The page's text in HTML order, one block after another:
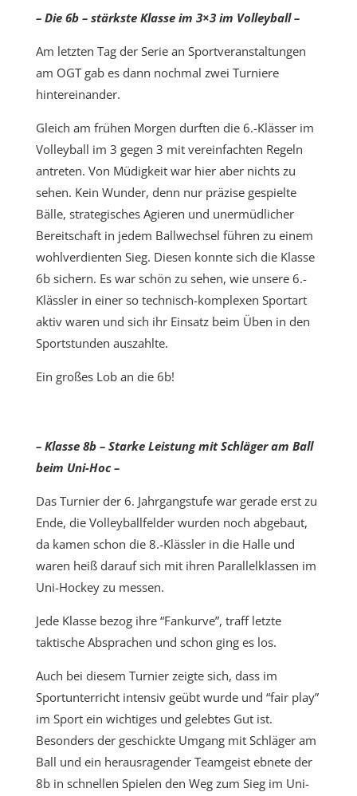
– Die 6b – stärkste Klasse im 3×3 im Volleyball –
Am letzten Tag der Serie an Sportveranstaltungen
am OGT gab es dann nochmal zwei Turniere
hintereinander.
Gleich am frühen Morgen durften die 6.-Klässer im
Volleyball im 3 gegen 3 mit vereinfachten Regeln
antreten. Von Müdigkeit war hier aber nichts zu
sehen. Kein Wunder, denn nur präzise gespielte
Bälle, strategisches Agieren und unermüdlicher
Bereitschaft in jedem Ballwechsel führen zu einem
wohlverdienten Sieg. Diesen konnte sich die Klasse
6b sichern. Es war schön zu sehen, wie unsere 6.-
Klässler in einer so technisch-komplexen Sportart
aktiv waren und sich ihr Einsatz beim Üben in den
Sportstunden auszahlte.
Ein großes Lob an die 6b!
– Klasse 8b – Starke Leistung mit Schläger am Ball
beim Uni-Hoc –
Das Turnier der 6. Jahrgangstufe war gerade erst zu
Ende, die Volleyballfelder wurden noch abgebaut,
da kamen schon die 8.-Klässler in die Halle und
waren heiß darauf sich mit ihren Parallelklassen im
Uni-Hockey zu messen.
Jede Klasse bezog ihre “Fankurve”, traff letzte
taktische Absprachen und schon ging es los.
Auch bei diesem Turnier zeigte sich, dass im
Sportunterricht intensiv geübt wurde und “fair play”
im Sport ein wichtiges und gelebtes Gut ist.
Besonders der geschickte Umgang mit Schläger am
Ball und ein herausragender Teamgeist ebnete der
8b in schnellen Spielen den Weg zum Sieg im Uni-